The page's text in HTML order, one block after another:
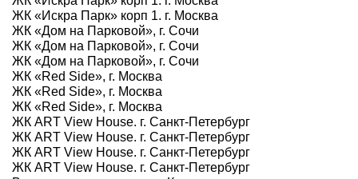
ЖК «Искра Парк» корп 1. г. Москва
ЖК «Дом на Парковой», г. Сочи
ЖК «Дом на Парковой», г. Сочи
ЖК «Дом на Парковой», г. Сочи
ЖК «Red Side», г. Москва
ЖК «Red Side», г. Москва
ЖК «Red Side», г. Москва
ЖК ART View House. г. Санкт-Петербург
ЖК ART View House. г. Санкт-Петербург
ЖК ART View House. г. Санкт-Петербург
ЖК ART View House. г. Санкт-Петербург